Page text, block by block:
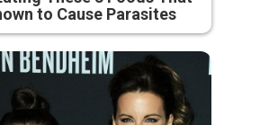
to Cause Parasites